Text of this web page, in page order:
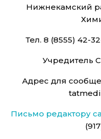
Нижнекамский
Тел. 8 (8555) 42-
Учредитель
Адрес для
Письмо редактору